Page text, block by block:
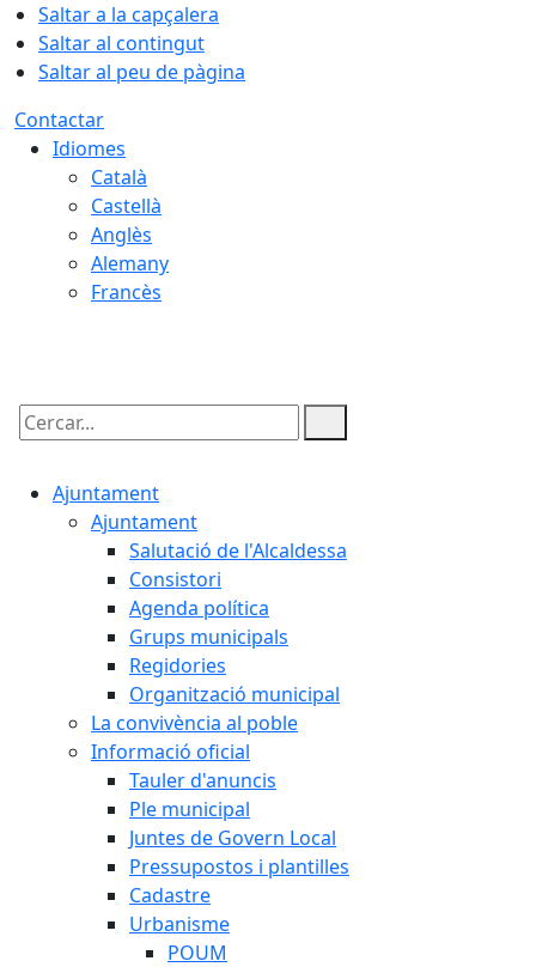
Saltar a la capçalera
Saltar al contingut
Saltar al peu de pàgina
Contactar
Idiomes
Català
Castellà
Anglès
Alemany
Francès
Cercar:
Ajuntament
Ajuntament
Salutació de l'Alcaldessa
Consistori
Agenda política
Grups municipals
Regidories
Organització municipal
La convivència al poble
Informació oficial
Tauler d'anuncis
Ple municipal
Juntes de Govern Local
Pressupostos i plantilles
Cadastre
Urbanisme
POUM